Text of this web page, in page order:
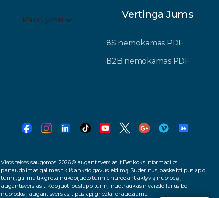
Pasiūlymai Vertinga Jums
8S nemokamas PDF
B2B nemokamas PDF
Visos teisės saugomos. 2026 © augantisverslas.lt Bet koks informacijos
panaudojimas galimas tik iš anksto gavus leidimą. Suderinus, paskelbti puslapio
turinį, galima tik greta nukopijuoto turinio nurodant aktyvią nuorodą į
augantisverslas.lt. Kopijuoti puslapio turinį, nuotraukas ir vaizdo failus be
nuorodos į augantisverslas.lt puslapį griežtai draudžiama.